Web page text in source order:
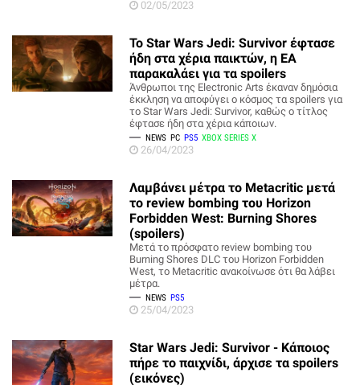
02/05/2023
Το Star Wars Jedi: Survivor έφτασε
ήδη στα χέρια παικτών, η ΕΑ
παρακαλάει για τα spoilers
Άνθρωποι της Electronic Arts έκαναν δημόσια
έκκληση να αποφύγει ο κόσμος τα spoilers για
το Star Wars Jedi: Survivor, καθώς ο τίτλος
έφτασε ήδη στα χέρια κάποιων.
NEWS PC PS5 XBOX SERIES X
26/04/2023
Λαμβάνει μέτρα το Metacritic μετά
το review bombing του Horizon
Forbidden West: Burning Shores
(spoilers)
Μετά το πρόσφατο review bombing του
Burning Shores DLC του Horizon Forbidden
West, το Metacritic ανακοίνωσε ότι θα λάβει
μέτρα.
NEWS PS5
25/04/2023
Star Wars Jedi: Survivor - Κάποιος
πήρε το παιχνίδι, άρχισε τα spoilers
(εικόνες)